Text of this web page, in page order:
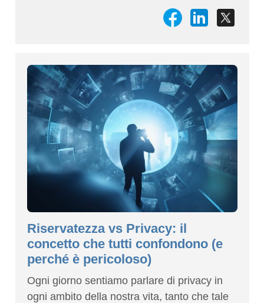
Riservatezza vs Privacy: il
concetto che tutti confondono (e
perché è pericoloso)
Ogni giorno sentiamo parlare di privacy in
ogni ambito della nostra vita, tanto che tale